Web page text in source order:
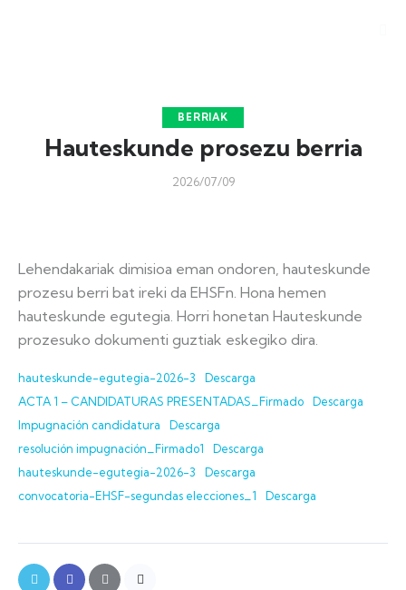
BERRIAK
Hauteskunde prosezu berria
2026/07/09
Lehendakariak dimisioa eman ondoren, hauteskunde
prozesu berri bat ireki da EHSFn. Hona hemen
hauteskunde egutegia. Horri honetan Hauteskunde
prozesuko dokumenti guztiak eskegiko dira.
hauteskunde-egutegia-2026-3
Descarga
ACTA 1 – CANDIDATURAS PRESENTADAS_Firmado
Descarga
Impugnación candidatura
Descarga
resolución impugnación_Firmado1
Descarga
hauteskunde-egutegia-2026-3
Descarga
convocatoria-EHSF-segundas elecciones_1
Descarga